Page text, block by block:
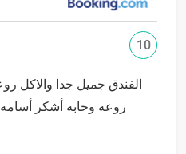
روعه وحابه أشكر
10